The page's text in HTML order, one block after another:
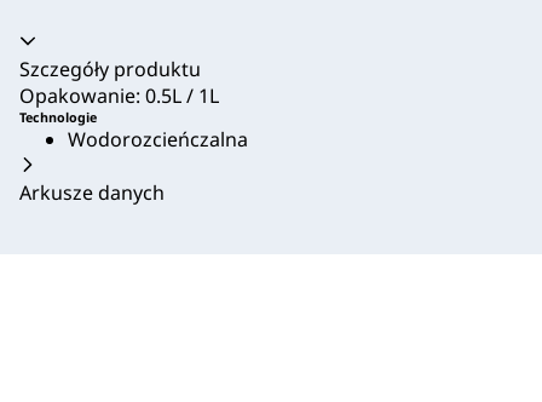
Akordeon zwinięty
Szczegóły produktu
Opakowanie: 0.5L / 1L
Technologie
Wodorozcieńczalna
Arkusze danych